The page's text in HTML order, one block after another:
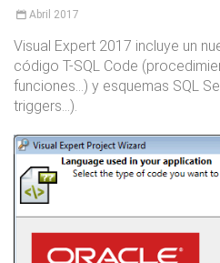
Abril 2017
Visual Expert 2017 incluye un
código T-SQL Code
funciones...) y esquemas SQL
triggers…).